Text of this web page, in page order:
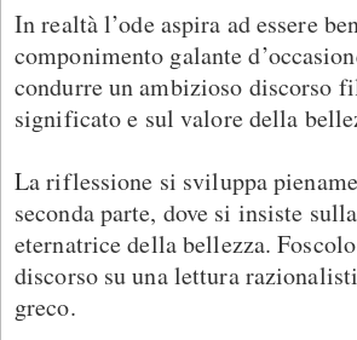
In realtà l’ode aspira ad essere
componimento galante
condurre un ambizioso discorso
significato e sul valore della
La riflessione si sviluppa
seconda parte, dove si insiste
eternatrice della bellezza.
discorso su una lettura
greco.